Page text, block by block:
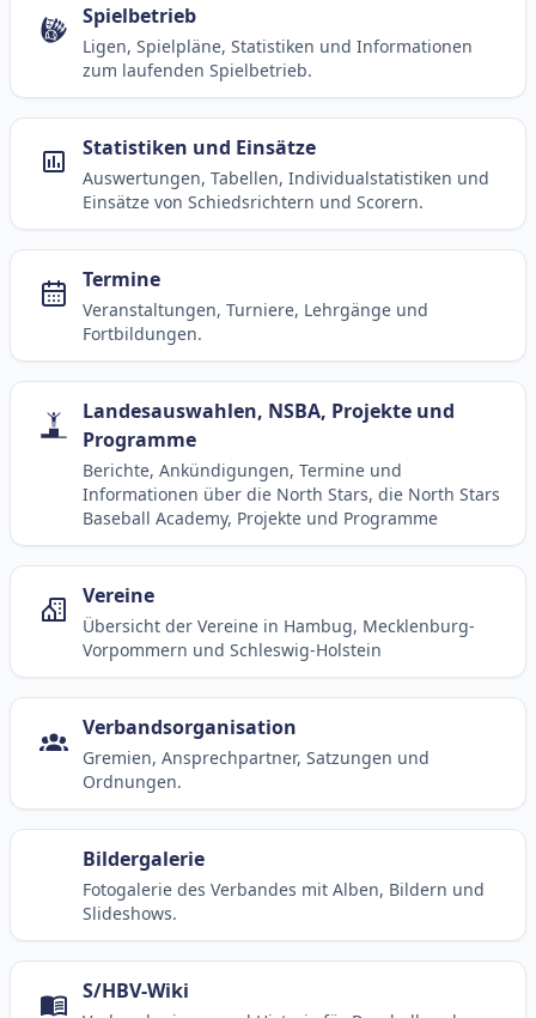
Spielbetrieb
Ligen, Spielpläne, Statistiken und Informationen
zum laufenden Spielbetrieb.
Statistiken und Einsätze
Auswertungen, Tabellen, Individualstatistiken und
Einsätze von Schiedsrichtern und Scorern.
Termine
Veranstaltungen, Turniere, Lehrgänge und
Fortbildungen.
Landesauswahlen, NSBA, Projekte und
Programme
Berichte, Ankündigungen, Termine und
Informationen über die North Stars, die North Stars
Baseball Academy, Projekte und Programme
Vereine
Übersicht der Vereine in Hambug, Mecklenburg-
Vorpommern und Schleswig-Holstein
Verbandsorganisation
Gremien, Ansprechpartner, Satzungen und
Ordnungen.
Bildergalerie
Fotogalerie des Verbandes mit Alben, Bildern und
Slideshows.
S/HBV-Wiki